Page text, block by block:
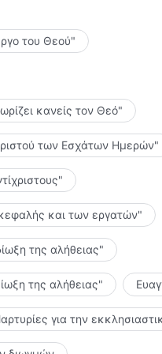
και αποσκοπεί στην
τους αποσκοπεί
Του μπορεί να
του ανθρώπου σ’
του έργου του Θεού
του Θεού"
κανείς τον Θεό"
των Εσχάτων Ημερών"
και των εργατών"
της αλήθειας"
της αλήθειας"
για την